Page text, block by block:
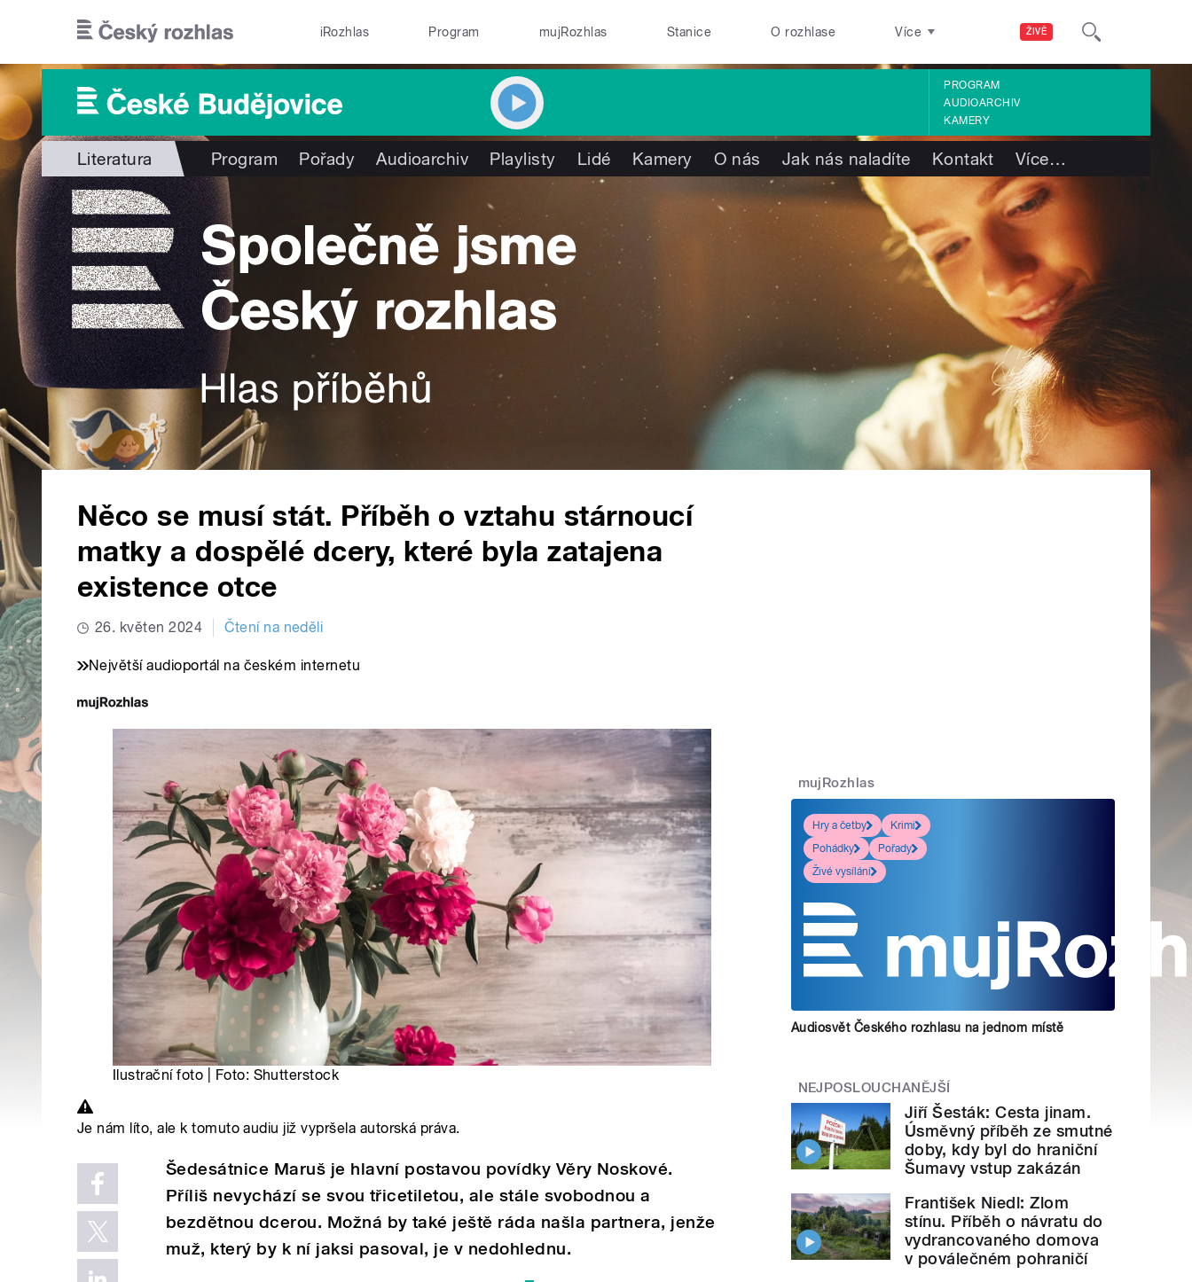
ŽIVĚ
iRozhlas Program mujRozhlas Stanice O rozhlase Více
PROGRAM
AUDIOARCHIV
KAMERY
Literatura Program Pořady Audioarchiv Playlisty Lidé Kamery O nás Jak nás naladíte Kontakt Více…
Něco se musí stát. Příběh o vztahu stárnoucí
matky a dospělé dcery, které byla zatajena
existence otce
26. květen 2024 Čtení na neděli
Největší audioportál na českém internetu
Ilustrační foto | Foto: Shutterstock
Je nám líto, ale k tomuto audiu již vypršela autorská práva.
Šedesátnice Maruš je hlavní postavou povídky Věry Noskové.
Příliš nevychází se svou třicetiletou, ale stále svobodnou a
bezdětnou dcerou. Možná by také ještě ráda našla partnera, jenže
muž, který by k ní jaksi pasoval, je v nedohlednu.
mujRozhlas
Hry a četby
Krimi
Pohádky
Pořady
Živé vysílání
Audiosvět Českého rozhlasu na jednom místě
NEJPOSLOUCHANĚJŠÍ
Jiří Šesták: Cesta jinam.
Úsměvný příběh ze smutné
doby, kdy byl do hraniční
Šumavy vstup zakázán
František Niedl: Zlom
stínu. Příběh o návratu do
vydrancovaného domova
v poválečném pohraničí